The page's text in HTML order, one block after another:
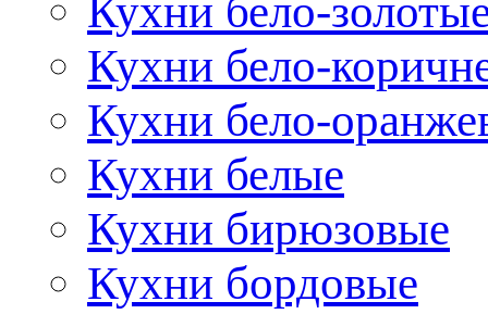
Кухни бело-
Кухни бело-
Кухни бело-
Кухни белые
Кухни бирюзовые
Кухни бордовые